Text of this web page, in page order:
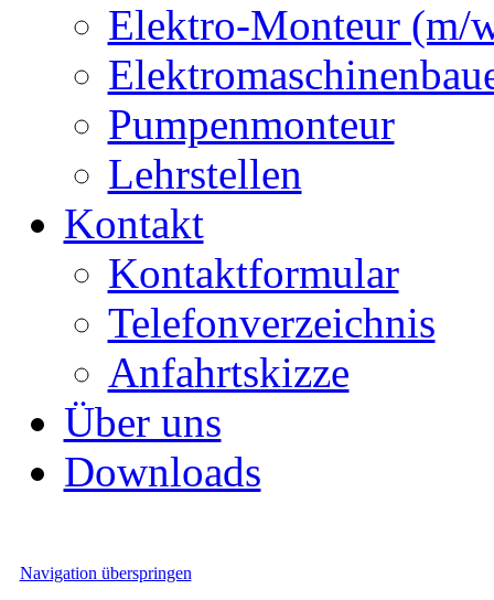
Elektro-Monteur (m/
Pumpenmonteur
Lehrstellen
Kontakt
Kontaktformular
Telefonverzeichnis
Anfahrtskizze
Über uns
Downloads
Navigation überspringen